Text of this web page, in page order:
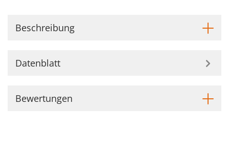
Beschreibung
Datenblatt
Bewertungen